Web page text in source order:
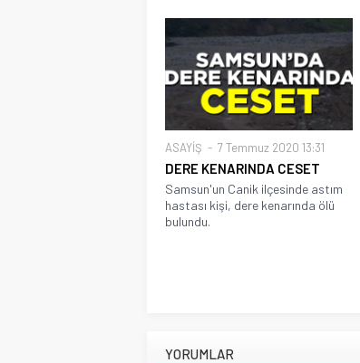
ASAYİŞ 7 Temmuz 2020 13:31
DERE KENARINDA CESET
Samsun'un Canik ilçesinde astım
hastası kişi, dere kenarında ölü
bulundu.
YORUMLAR